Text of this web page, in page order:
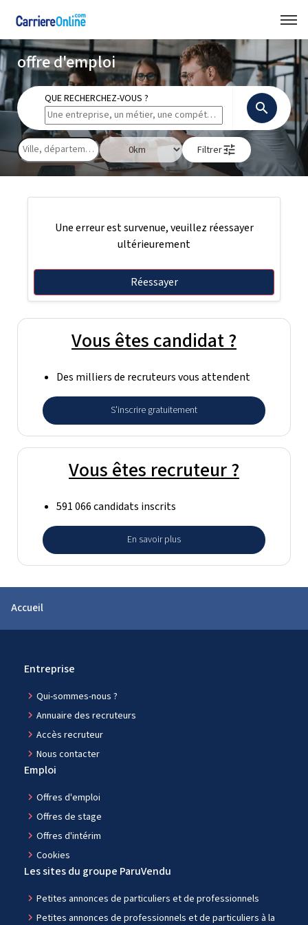
offre d'emploi
QUE RECHERCHEZ-VOUS ?
search
Filtrertune
Une erreur est survenue, veuillez réessayer
ultérieurement
Réessayer
Vous êtes candidat ?
Des milliers de recruteurs vous attendent
S'inscrire gratuitement
Vous êtes recruteur ?
591 066 candidats inscrits
En savoir plus
Accueil
Entreprise
navigate_next Qui-sommes-nous ?
navigate_next Annuaire des recruteurs
navigate_next Accès recruteur
navigate_next Nous contacter
Emploi
navigate_next Offres d'emploi
navigate_next Offres de stage
navigate_next Offres d'intérim
navigate_next Cookies
Les sites du groupe ParuVendu
navigate_next Petites annonces de particuliers et de professionnels
navigate_next Petites annonces de professionnels et de particuliers à la